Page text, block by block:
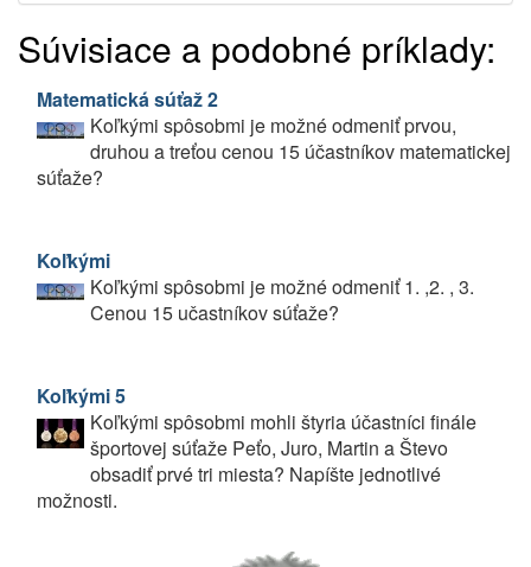
Súvisiace a podobné príklady:
Matematická súťaž 2
Koľkými spôsobmi je možné odmeniť prvou,
druhou a treťou cenou 15 účastníkov matematickej
súťaže?
Koľkými
Koľkými spôsobmi je možné odmeniť 1. ,2. , 3.
Cenou 15 učastníkov súťaže?
Koľkými 5
Koľkými spôsobmi mohli štyria účastníci finále
športovej súťaže Peťo, Juro, Martin a Števo
obsadiť prvé tri miesta? Napíšte jednotlivé
možnosti.